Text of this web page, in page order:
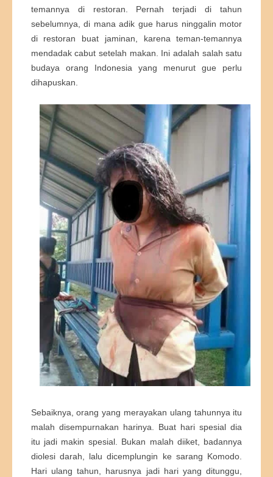
temannya di restoran. Pernah terjadi di tahun
sebelumnya, di mana adik gue harus ninggalin motor
di restoran buat jaminan, karena teman-temannya
mendadak cabut setelah makan. Ini adalah salah satu
budaya orang Indonesia yang menurut gue perlu
dihapuskan.
Sebaiknya, orang yang merayakan ulang tahunnya itu
malah disempurnakan harinya. Buat hari spesial dia
itu jadi makin spesial. Bukan malah diiket, badannya
diolesi darah, lalu dicemplungin ke sarang Komodo.
Hari ulang tahun, harusnya jadi hari yang ditunggu,